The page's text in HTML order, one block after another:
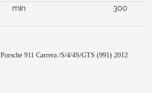
min 300
Porsche 911 Carrera /S/4/4S/GTS (991) 2012